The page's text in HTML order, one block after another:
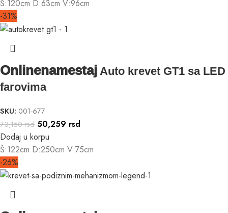
Š:120cm D:63cm V:96cm
-31%
Onlinenamestaj Auto krevet GT1 sa LED
farovima
SKU: 001-677
73,150rsd 50,259 rsd
Dodaj u korpu
Š:122cm D:250cm V:75cm
-26%